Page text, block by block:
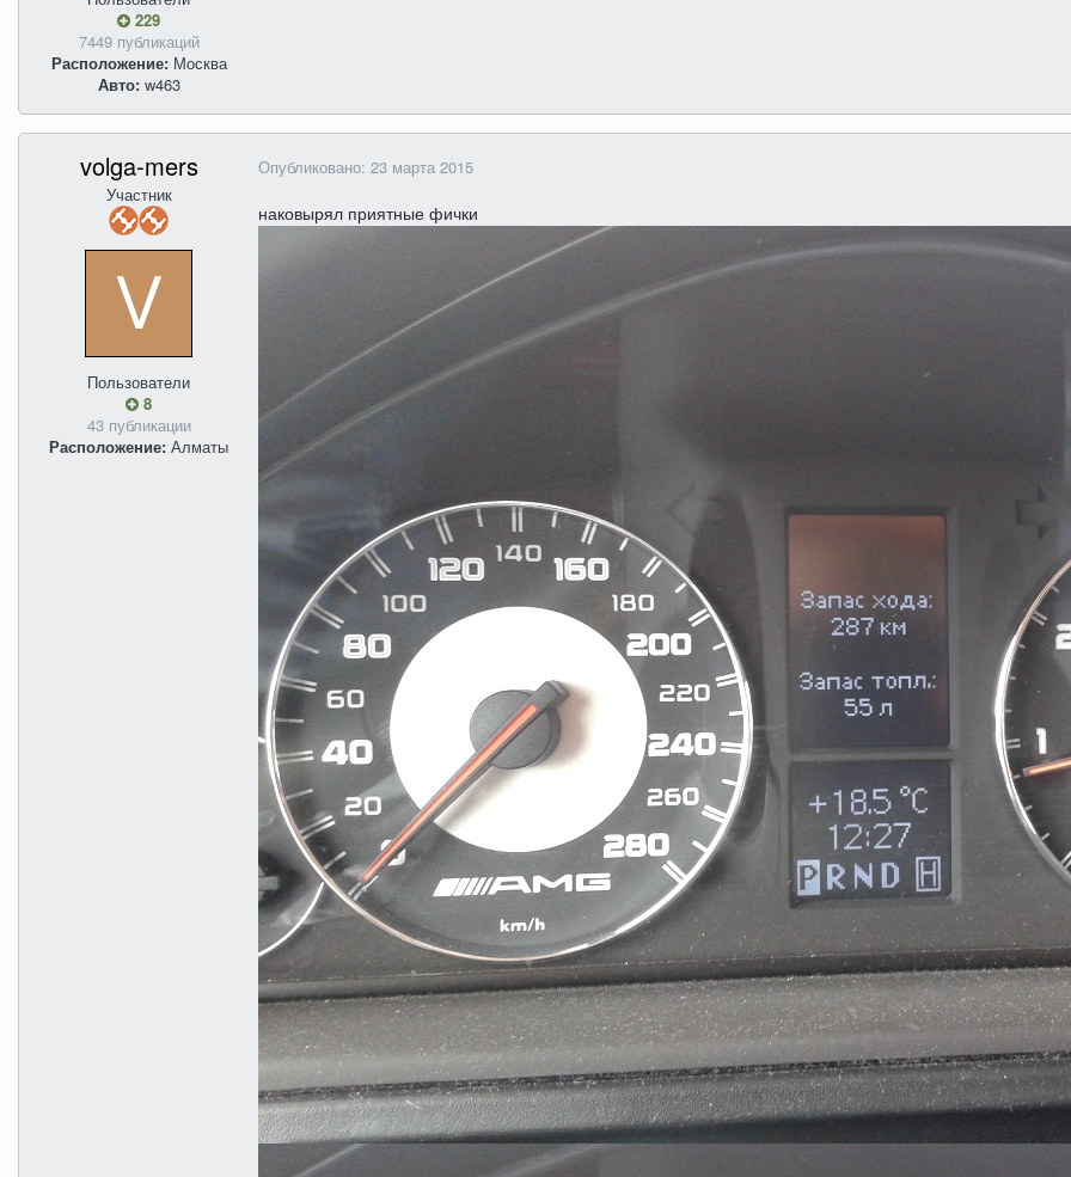
229
7449 публикаций
Расположение:Москва
Авто:w463
volga-mers
Участник
Пользователи
8
43 публикации
Расположение: Алматы
Опубликовано: 23 марта 2015
наковырял приятные фички